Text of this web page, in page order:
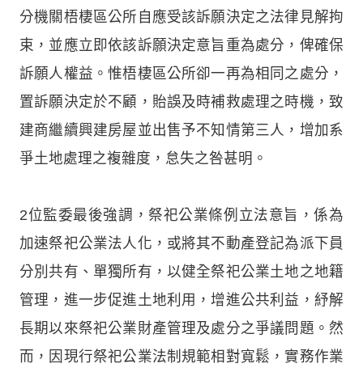
分機關梧棲區公所自應受該訴願決定之法律見解拘
束，並應立即依該訴願決定意旨重為處分，俾確保
訴願人權益。惟梧棲區公所卻一再為相同之處分，
置訴願決定於不顧，貽誤及時補救處理之時機，致
建商繼續興建房屋並出售予不知情第三人，增加系
爭土地處理之複雜度，怠失之咎甚明。
2位監委最後強調，祭祀公業條例立法意旨，係為
加速祭祀公業法人化，或將其不動產登記為派下員
分別共有、單獨所有，以健全祭祀公業土地之地籍
管理，進一步促進土地利用，增進公共利益，紓解
長期以來祭祀公業財產管理及處分之爭議問題。然
而，因現行祭祀公業法制規範相對寬鬆，實務作業